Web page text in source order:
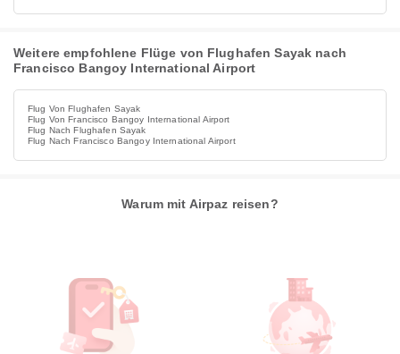
Weitere empfohlene Flüge von Flughafen Sayak nach
Francisco Bangoy International Airport
Flug Von Flughafen Sayak
Flug Von Francisco Bangoy International Airport
Flug Nach Flughafen Sayak
Flug Nach Francisco Bangoy International Airport
Warum mit Airpaz reisen?